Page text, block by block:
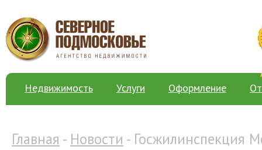
Недвижимость Услуги Оформление
Главная - Новости - Госжилинспекция